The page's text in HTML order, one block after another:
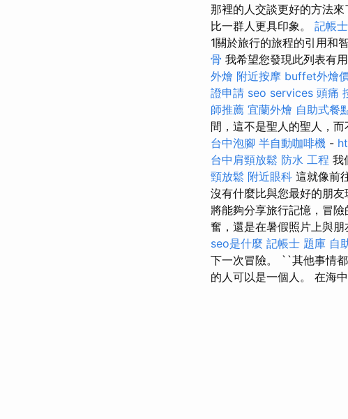
那裡的人交談更好的方法來
比一群人更具印象。 記帳
1關於旅行的旅程的引用和
骨 我希望您發現此列表有
外燴 附近按摩 buffet外燴
證申請 seo services 頭痛
師推薦 宜蘭外燴 自助式餐
間，這不是聖人的聖人，
台中泡腳 半自動咖啡機 -
台中肩頸放鬆 防水 工程 我
頸放鬆 附近眼科 這就像前
沒有什麼比與您最好的朋友
將能夠分享旅行記憶，冒
奮，還是在暑假照片上與
seo是什麼 記帳士 題庫 自
下一次冒險。 ``其他事情
的人可以是一個人。 在海